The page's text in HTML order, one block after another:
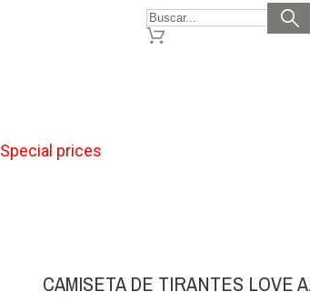
Special prices
CAMISETA DE TIRANTES LOVE